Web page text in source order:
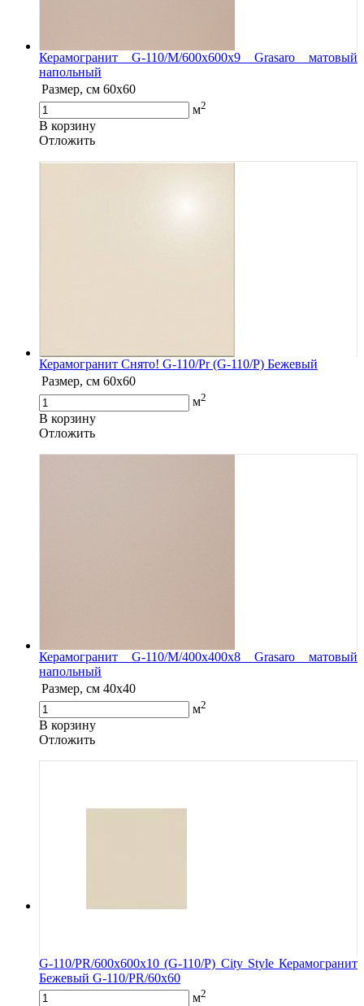
Керамогранит G-110/M/600x600x9 Grasaro матовый
напольный
Размер, см 60х60
м2
В корзину
Oтложить
Керамогранит Снято! G-110/Pr (G-110/P) Бежевый
Размер, см 60х60
м2
В корзину
Oтложить
Керамогранит G-110/M/400x400x8 Grasaro матовый
напольный
Размер, см 40x40
м2
В корзину
Oтложить
G-110/PR/600x600x10 (G-110/P) City Style Керамогранит
Бежевый G-110/PR/60x60
м2